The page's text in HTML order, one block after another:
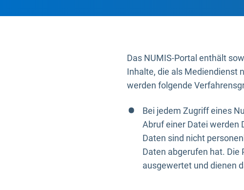
Das NUMIS-Portal enthält
Inhalte, die als Mediendienst
werden folgende
Bei jedem Zugriff eines
Abruf einer Datei werden
Daten sind nicht
Daten abgerufen hat.
ausgewertet und dienen